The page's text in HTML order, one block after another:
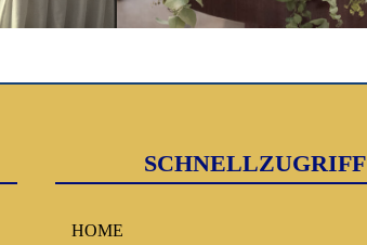
SCHNELLZUGRIFF
HOME